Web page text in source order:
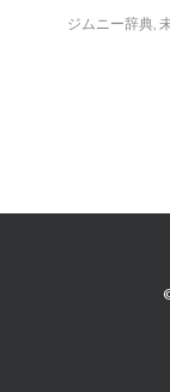
ジムニー辞典,